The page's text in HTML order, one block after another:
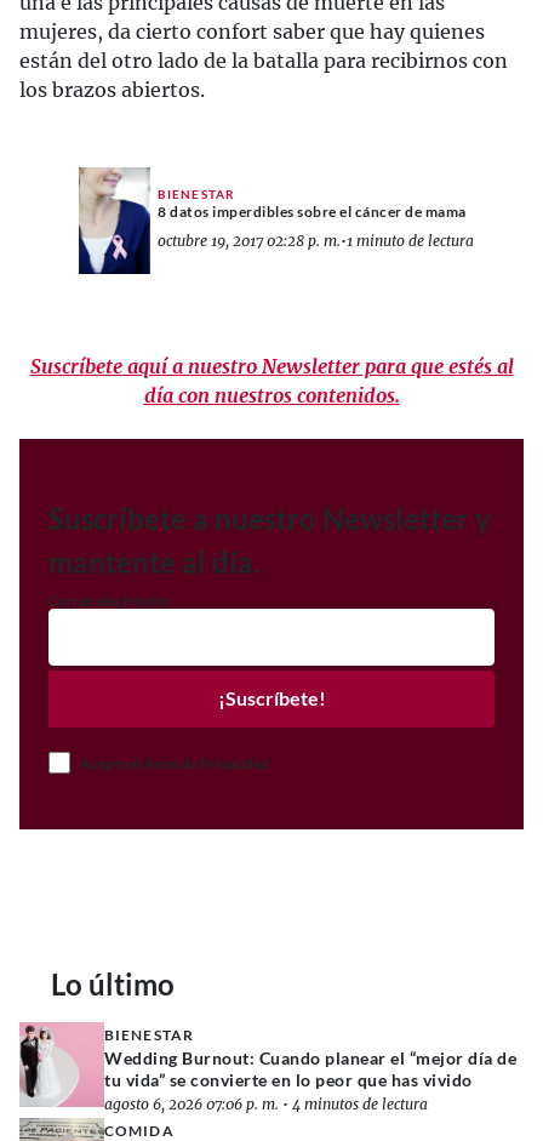
mujeres, da cierto confort saber que hay quienes
están del otro lado de la batalla para recibirnos con
los brazos abiertos.
BIENESTAR
8 datos imperdibles sobre el cáncer de mama
octubre 19, 2017 02:28 p. m.•1 minuto de lectura
Suscríbete aquí a nuestro Newsletter para que estés al
día con nuestros contenidos.
Suscríbete a nuestro Newsletter y
mantente al día.
Correo electrónico
¡Suscríbete!
Acepto el Aviso de Privacidad
Lo último
BIENESTAR
Wedding Burnout: Cuando planear el “mejor día de
tu vida” se convierte en lo peor que has vivido
agosto 6, 2026 07:06 p. m. • 4 minutos de lectura
COMIDA